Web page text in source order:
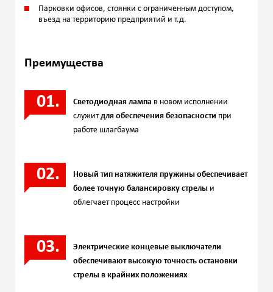
Парковки офисов, стоянки с огрaниченным доступом,
въезд на территорию предприятий и т.д.
Преимущества
Светодиодная лампа в новом исполнении
служитдля обеспечения безопасности при
работе шлагбаума
Новый тип натяжителя пружины обеспечивает
более точную балансировку стрелы и
облегчает процесс настройки
Электрические концевые выключатели
обеспечивают высокую точность остановки
стрелы в крайних положениях